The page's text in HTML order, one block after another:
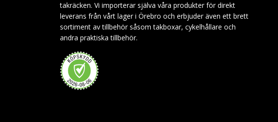
takräcken. Vi importerar själva våra produkter för direkt
leverans från vårt lager i Örebro och erbjuder även ett brett
sortiment av tillbehör såsom takboxar, cykelhållare och
andra praktiska tillbehör.